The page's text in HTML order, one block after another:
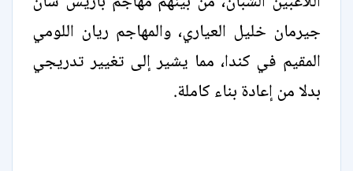
جيرمان خليل العياري، والمهاجم ريان اللومي
المقيم في كندا، مما يشير إلى تغيير تدريجي
بدلا من إعادة بناء كاملة.